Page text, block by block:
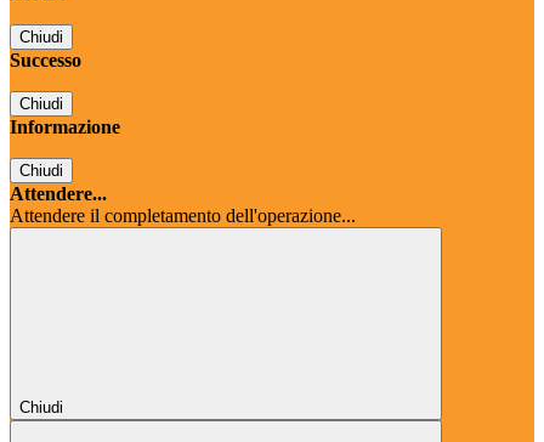
Chiudi
Successo
Chiudi
Informazione
Chiudi
Attendere...
Attendere il completamento dell'operazione...
Chiudi